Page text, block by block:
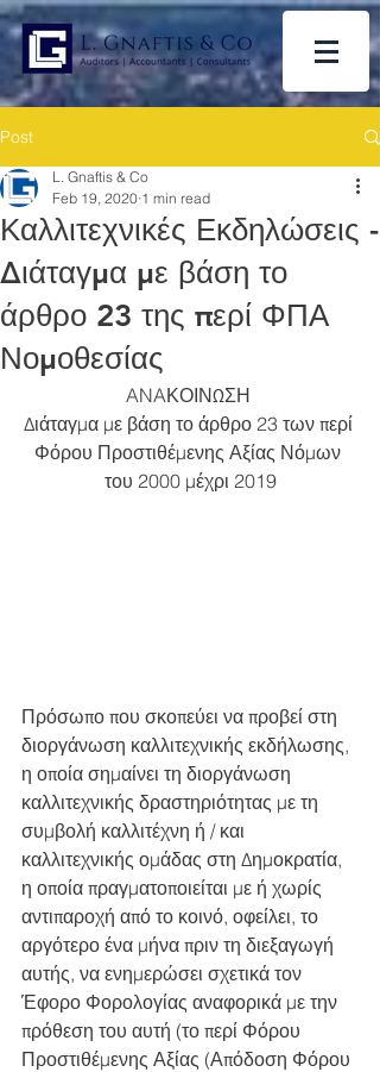
Post
Καλλιτεχνικές Εκδηλώσεις -
Διάταγμα με βάση το
άρθρο 23 της περί ΦΠΑ
Νομοθεσίας
L. Gnaftis & Co
Feb 19, 2020 1 min read
ANAΚΟΙΝΩΣΗ
Διάταγμα με βάση το άρθρο 23 των περί
Φόρου Προστιθέμενης Αξίας Νόμων
του 2000 μέχρι 2019
Πρόσωπο που σκοπεύει να προβεί στη
διοργάνωση καλλιτεχνικής εκδήλωσης,
η οποία σημαίνει τη διοργάνωση
καλλιτεχνικής δραστηριότητας με τη
συμβολή καλλιτέχνη ή / και
καλλιτεχνικής ομάδας στη Δημοκρατία,
η οποία πραγματοποιείται με ή χωρίς
αντιπαροχή από το κοινό, οφείλει, το
αργότερο ένα μήνα πριν τη διεξαγωγή
αυτής, να ενημερώσει σχετικά τον
Έφορο Φορολογίας αναφορικά με την
πρόθεση του αυτή (το περί Φόρου
Προστιθέμενης Αξίας (Απόδοση Φόρου